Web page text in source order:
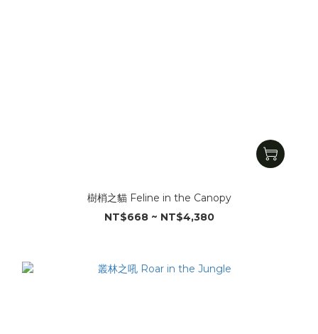
樹梢之貓 Feline in the Canopy
NT$668 ~ NT$4,380